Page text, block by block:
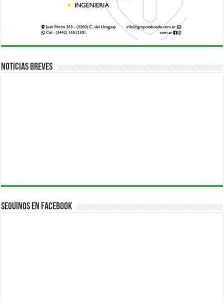
Noticias breves
Seguinos en Facebook